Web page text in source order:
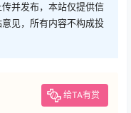
并发布，本站仅提供信
见，所有内容不构成投
给TA有赏